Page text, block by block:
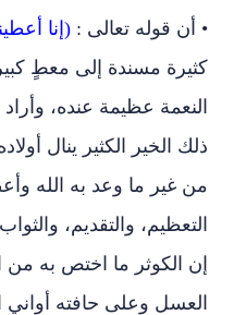
• أن قوله تعالى : (إنا
كثيرة مسندة إلى معطٍ
النعمة عظيمة عنده، وأراد
ذلك الخير الكثير ينال
من غير ما وعد به الله
التعظيم، والتقديم،
إن الكوثر ما اختص به من
العسل وعلى حافته